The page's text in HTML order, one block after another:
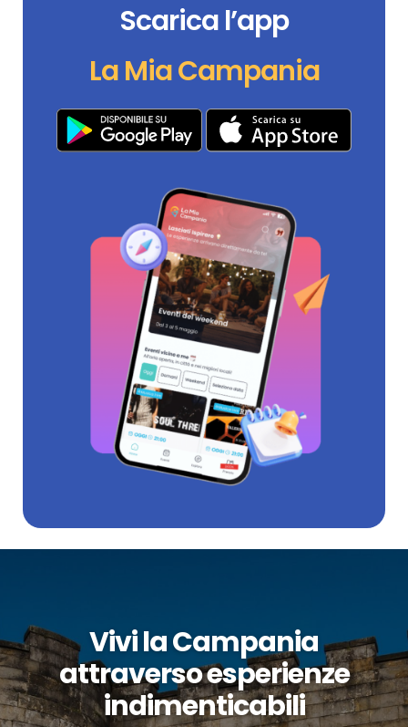
Scarica l’app
La Mia Campania
Vivi la Campania
attraverso esperienze
indimenticabili